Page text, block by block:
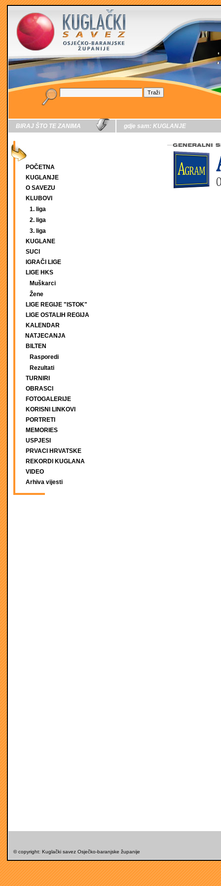
BIRAJ ŠTO TE ZANIMA
POČETNA
KUGLANJE
O SAVEZU
KLUBOVI
1. liga
2. liga
3. liga
KUGLANE
SUCI
IGRAČI LIGE
LIGE HKS
Muškarci
Žene
LIGE REGIJE "ISTOK"
LIGE OSTALIH REGIJA
KALENDAR
NATJECANJA
BILTEN
Rasporedi
Rezultati
TURNIRI
OBRASCI
FOTOGALERIJE
KORISNI LINKOVI
PORTRETI
MEMORIES
USPJESI
PRVACI HRVATSKE
REKORDI KUGLANA
VIDEO
Arhiva vijesti
gdje sam: KUGLANJE
© copyright: Kuglački savez Osječko-baranjske županije